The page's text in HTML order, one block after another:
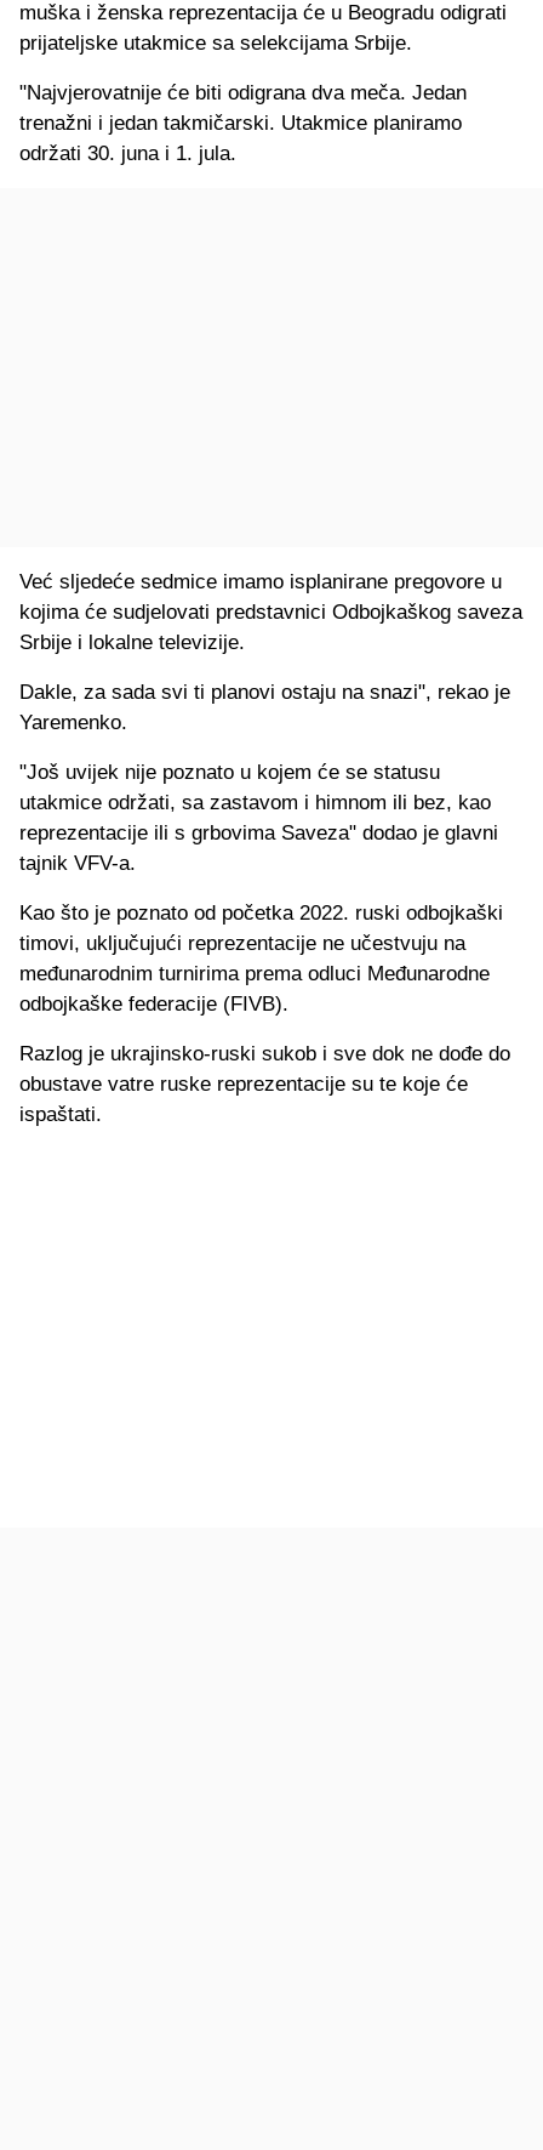
muška i ženska reprezentacija će u Beogradu odigrati
prijateljske utakmice sa selekcijama Srbije.
"Najvjerovatnije će biti odigrana dva meča. Jedan
trenažni i jedan takmičarski. Utakmice planiramo
održati 30. juna i 1. jula.
Već sljedeće sedmice imamo isplanirane pregovore u
kojima će sudjelovati predstavnici Odbojkaškog saveza
Srbije i lokalne televizije.
Dakle, za sada svi ti planovi ostaju na snazi", rekao je
Yaremenko.
"Još uvijek nije poznato u kojem će se statusu
utakmice održati, sa zastavom i himnom ili bez, kao
reprezentacije ili s grbovima Saveza" dodao je glavni
tajnik VFV-a.
Kao što je poznato od početka 2022. ruski odbojkaški
timovi, uključujući reprezentacije ne učestvuju na
međunarodnim turnirima prema odluci Međunarodne
odbojkaške federacije (FIVB).
Razlog je ukrajinsko-ruski sukob i sve dok ne dođe do
obustave vatre ruske reprezentacije su te koje će
ispaštati.